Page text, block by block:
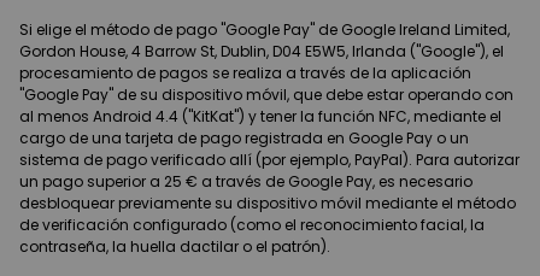
Si elige el método de pago "Google Pay" de Google Ireland Limited,
Gordon House, 4 Barrow St, Dublin, D04 E5W5, Irlanda ("Google"), el
procesamiento de pagos se realiza a través de la aplicación
"Google Pay" de su dispositivo móvil, que debe estar operando con
al menos Android 4.4 ("KitKat") y tener la función NFC, mediante el
cargo de una tarjeta de pago registrada en Google Pay o un
sistema de pago verificado allí (por ejemplo, PayPal). Para autorizar
un pago superior a 25 € a través de Google Pay, es necesario
desbloquear previamente su dispositivo móvil mediante el método
de verificación configurado (como el reconocimiento facial, la
contraseña, la huella dactilar o el patrón).